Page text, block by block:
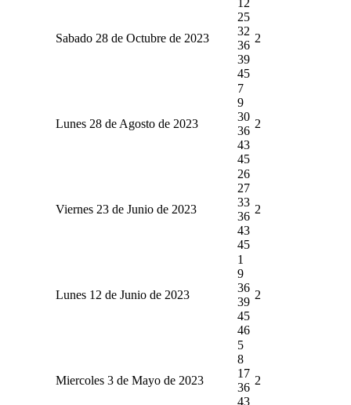
Sabado 28 de Octubre de 2023
25
32
36
39
45
2
Lunes 28 de Agosto de 2023
7
9
30
36
43
45
2
Viernes 23 de Junio de 2023
26
27
33
36
43
45
2
Lunes 12 de Junio de 2023
1
9
36
39
45
46
2
Miercoles 3 de Mayo de 2023
5
8
17
36
43
2